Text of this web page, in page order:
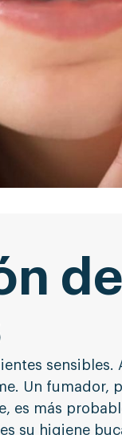
Un fumador,
es más
su higiene